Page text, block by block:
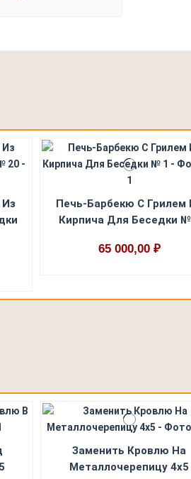
Печь-Барбекю С Грилем
Кирпича Для Беседки №
65 000,00 ₽
Заменить Кровлю На
Металлочерепицу 4x5